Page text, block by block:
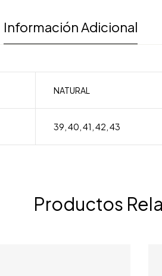
Información Adicional
NATURAL
39 40 41 42 43
Productos